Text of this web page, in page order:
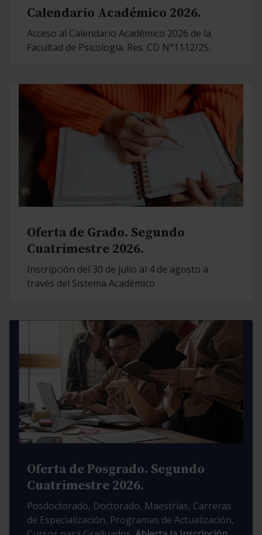
Calendario Académico 2026.
Acceso al Calendario Académico 2026 de la
Facultad de Psicología. Res. CD N°1112/25.
Oferta de Grado. Segundo
Cuatrimestre 2026.
Inscripción del 30 de julio al 4 de agosto a
través del Sistema Académico
Oferta de Posgrado. Segundo
Cuatrimestre 2026.
Posdoctorado, Doctorado, Maestrías, Carreras
de Especialización, Programas de Actualización,